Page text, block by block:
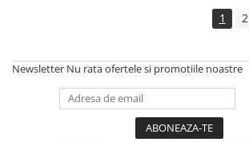
1 2
Newsletter Nu rata ofertele si promotiile noastre